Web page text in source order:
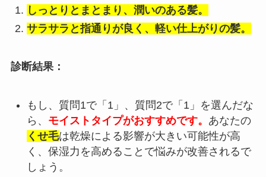
しっとりとまとまり、潤いのある髪。
サラサラと指通りが良く、軽い仕上がりの髪。
診断結果：
もし、質問1で「1」、質問2で「1」を選んだな
ら、 モイストタイプがおすすめです。 あなたの
くせ毛は乾燥による影響が大きい可能性が高
く、保湿力を高めることで悩みが改善されるで
しょう。